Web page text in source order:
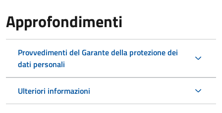
Approfondimenti
Provvedimenti del Garante della protezione dei
dati personali
Ulteriori informazioni